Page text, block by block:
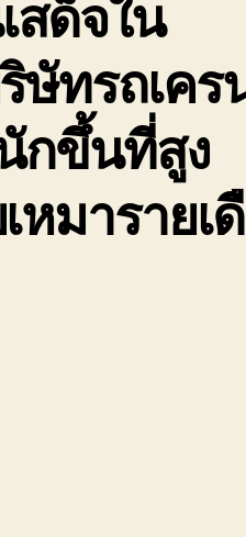
สด็จใน
ษัทรถเค
กขึ้นที่สูง
หมารายเ